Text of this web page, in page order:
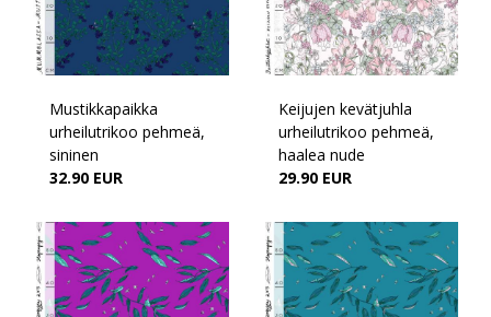
Mustikkapaikka
urheilutrikoo pehmeä,
sininen
32.90 EUR
Keijujen kevätjuhla
urheilutrikoo pehmeä,
haalea nude
29.90 EUR